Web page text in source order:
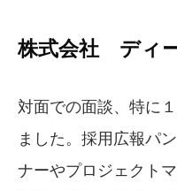
株式会社 ディ
対面での面談、特に
ました。採用広報パ
ナーやプロジェクト